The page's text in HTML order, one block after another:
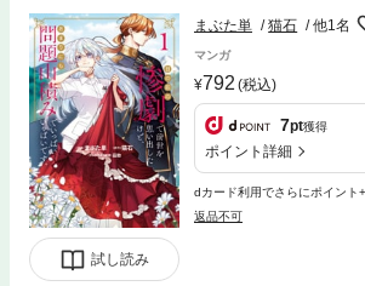
試し読み
まぶた単 猫石 他1名
マンガ
792 (税込)
7pt獲得
ポイント詳細
dカード利用でさらにポイント
返品不可